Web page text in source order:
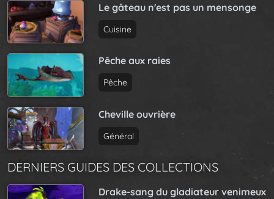
Le gâteau n'est pas un mensonge
Cuisine
Pêche aux raies
Pêche
Cheville ouvrière
Général
DERNIERS GUIDES DES COLLECTIONS
Drake-sang du gladiateur venimeux